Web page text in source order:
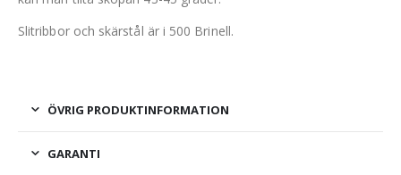
Slitribbor och skärstål är i 500 Brinell.
ÖVRIG PRODUKTINFORMATION
GARANTI